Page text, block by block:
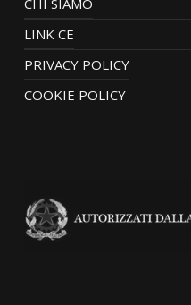
LINK CE
PRIVACY POLICY
COOKIE POLICY